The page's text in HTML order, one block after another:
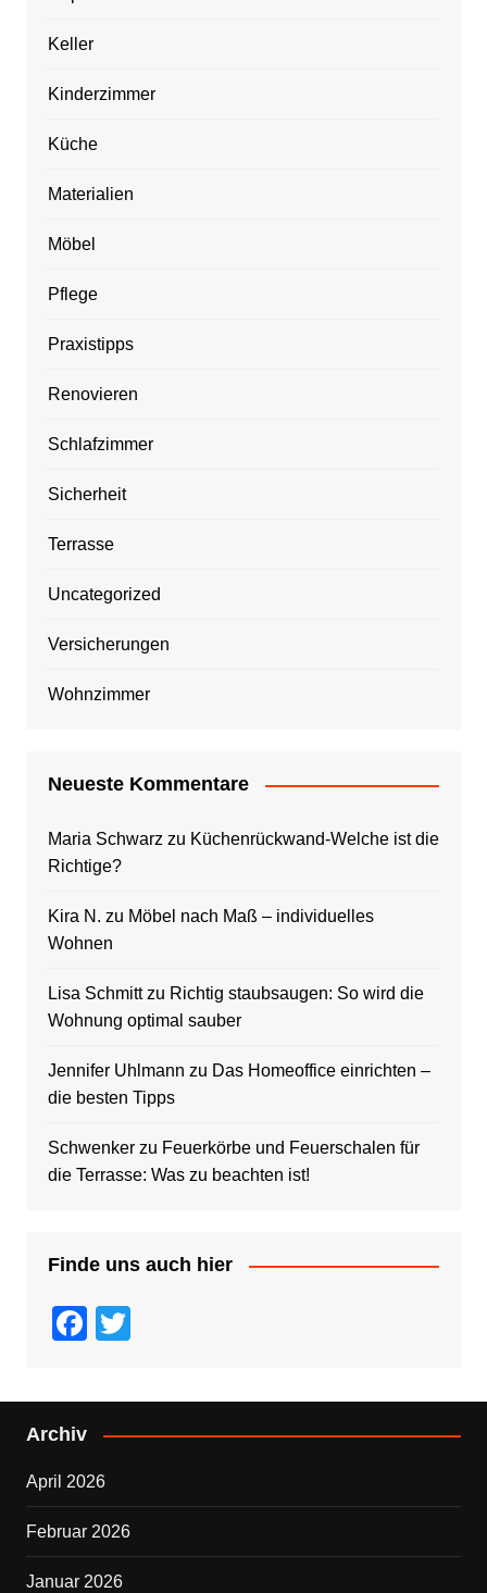
Keller
Kinderzimmer
Küche
Materialien
Möbel
Pflege
Praxistipps
Renovieren
Schlafzimmer
Sicherheit
Terrasse
Uncategorized
Versicherungen
Wohnzimmer
Neueste Kommentare
Maria Schwarz zu Küchenrückwand-Welche ist die
Richtige?
Kira N. zu Möbel nach Maß – individuelles
Wohnen
Lisa Schmittzu Richtig staubsaugen: So wird die
Wohnung optimal sauber
Jennifer Uhlmann zu Das Homeoffice einrichten –
die besten Tipps
Schwenkerzu Feuerkörbe und Feuerschalen für
die Terrasse: Was zu beachten ist!
Finde uns auch hier
F
c
e
o
o
k
tt
er
Archiv
April 2026
Februar 2026
Januar 2026